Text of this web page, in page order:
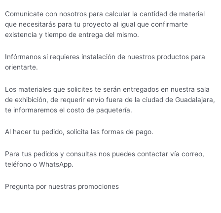
Comunícate con nosotros para calcular la cantidad de material
que necesitarás para tu proyecto al igual que confirmarte
existencia y tiempo de entrega del mismo.
Infórmanos si requieres instalación de nuestros productos para
orientarte.
Los materiales que solicites te serán entregados en nuestra sala
de exhibición, de requerir envío fuera de la ciudad de Guadalajara,
te informaremos el costo de paquetería.
Al hacer tu pedido, solicita las formas de pago.
Para tus pedidos y consultas nos puedes contactar vía correo,
teléfono o WhatsApp.
Pregunta por nuestras promociones